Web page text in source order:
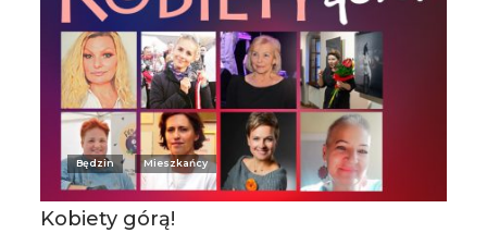
Będzin Mieszkańcy
Kobiety górą!